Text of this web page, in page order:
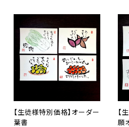
【生徒様特別価格】オーダー
葉書
【
願